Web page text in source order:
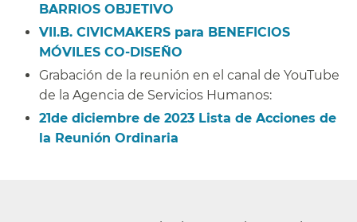
BARRIOS OBJETIVO​​
VII.B. CIVICMAKERS para BENEFICIOS
MÓVILES CO-DISEÑO​​
Grabación de la reunión en el canal de YouTube
de la Agencia de Servicios Humanos:​​
21de diciembre de 2023 Lista de Acciones de
la Reunión Ordinaria​​